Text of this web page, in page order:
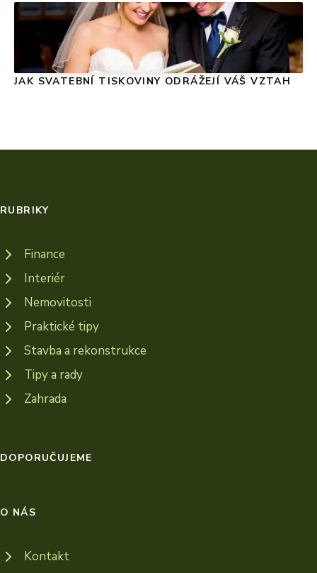
JAK SVATEBNÍ TISKOVINY ODRÁŽEJÍ VÁŠ VZTAH
RUBRIKY
Finance
Interiér
Nemovitosti
Praktické tipy
Stavba a rekonstrukce
Tipy a rady
Zahrada
DOPORUČUJEME
O NÁS
Kontakt